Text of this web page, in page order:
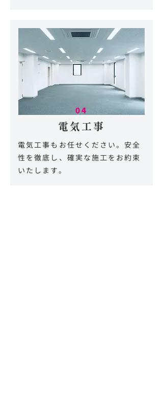
04
電気工事
電気工事もお任せください。安全
性を徹底し、確実な施工をお約束
いたします。